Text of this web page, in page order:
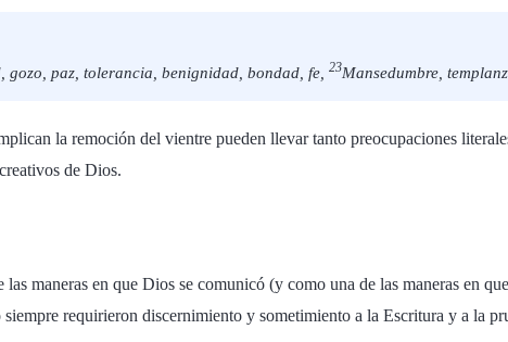
paz, tolerancia, benignidad, bondad, fe, 23Mansedumbre,
la remoción del vientre pueden llevar tanto preocupaciones
de Dios.
maneras en que Dios se comunicó (y como una de las maneras en
requirieron discernimiento y sometimiento a la Escritura y a la